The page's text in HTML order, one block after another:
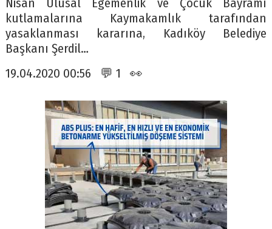
Nisan Ulusal Egemenlik ve Çocuk Bayramı
kutlamalarına Kaymakamlık tarafından
yasaklanması kararına, Kadıköy Belediye
Başkanı Şerdil…
19.04.2020 00:56 💬 1 👀